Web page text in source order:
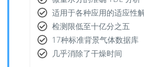
适用于各种应用的适应性
检测限低至十亿分之五
17种标准背景气体数据库
几乎消除了干燥时间